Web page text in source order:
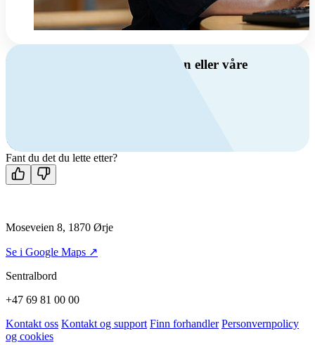
Har du spørsmål om ventilasjon eller våre
Kontakt oss
Fant du det du lette etter?
Moseveien 8, 1870 Ørje
Se i Google Maps ↗
Sentralbord
+47 69 81 00 00
Kontakt oss Kontakt og support Finn forhandler Personvernpolicy
og cookies